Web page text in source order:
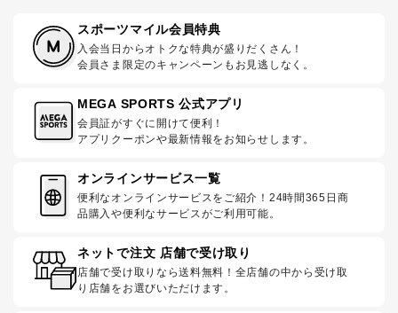
スポーツマイル会員特典
入会当日からオトクな特典が盛りだくさん！
会員さま限定のキャンペーンもお見逃しなく。
MEGA SPORTS 公式アプリ
会員証がすぐに開けて便利！
アプリクーポンや最新情報をお知らせします。
オンラインサービス一覧
便利なオンラインサービスをご紹介！24時間365日商
品購入や便利なサービスがご利用可能。
ネットで注文 店舗で受け取り
店舗で受け取りなら送料無料！全店舗の中から受け取
り店舗をお選びいただけます。